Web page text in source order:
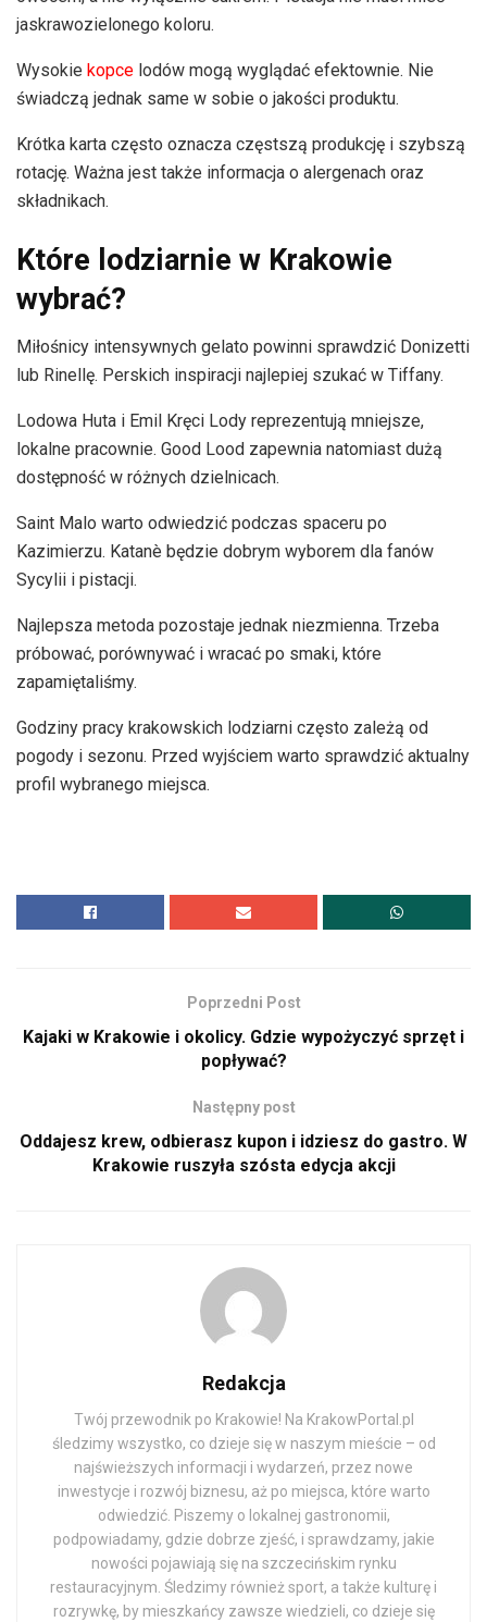
jaskrawozielonego koloru.
Wysokie kopce lodów mogą wyglądać efektownie. Nie
świadczą jednak same w sobie o jakości produktu.
Krótka karta często oznacza częstszą produkcję i szybszą
rotację. Ważna jest także informacja o alergenach oraz
składnikach.
Które lodziarnie w Krakowie
wybrać?
Miłośnicy intensywnych gelato powinni sprawdzić Donizetti
lub Rinellę. Perskich inspiracji najlepiej szukać w Tiffany.
Lodowa Huta i Emil Kręci Lody reprezentują mniejsze,
lokalne pracownie. Good Lood zapewnia natomiast dużą
dostępność w różnych dzielnicach.
Saint Malo warto odwiedzić podczas spaceru po
Kazimierzu. Katanè będzie dobrym wyborem dla fanów
Sycylii i pistacji.
Najlepsza metoda pozostaje jednak niezmienna. Trzeba
próbować, porównywać i wracać po smaki, które
zapamiętaliśmy.
Godziny pracy krakowskich lodziarni często zależą od
pogody i sezonu. Przed wyjściem warto sprawdzić aktualny
profil wybranego miejsca.
Poprzedni Post
Kajaki w Krakowie i okolicy. Gdzie wypożyczyć sprzęt i
popływać?
Następny post
Oddajesz krew, odbierasz kupon i idziesz do gastro. W
Krakowie ruszyła szósta edycja akcji
Redakcja
Twój przewodnik po Krakowie! Na KrakowPortal.pl
śledzimy wszystko, co dzieje się w naszym mieście – od
najświeższych informacji i wydarzeń, przez nowe
inwestycje i rozwój biznesu, aż po miejsca, które warto
odwiedzić. Piszemy o lokalnej gastronomii,
podpowiadamy, gdzie dobrze zjeść, i sprawdzamy, jakie
nowości pojawiają się na szczecińskim rynku
restauracyjnym. Śledzimy również sport, a także kulturę i
rozrywkę, by mieszkańcy zawsze wiedzieli, co dzieje się